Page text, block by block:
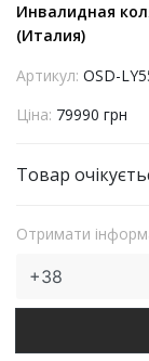
Инвалидная
(Италия)
Артикул: OSD-
Ціна: 79990 грн
Товар
Отримати